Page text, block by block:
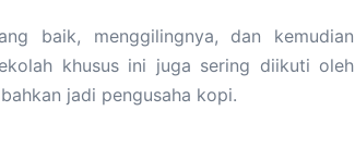
baik, menggilingnya, dan kemudian
khusus ini juga sering diikuti oleh
jadi pengusaha kopi.